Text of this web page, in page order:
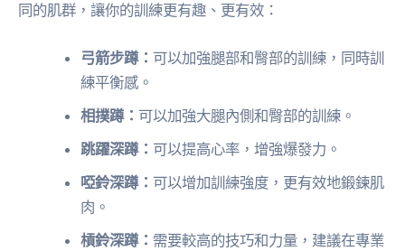
同的肌群，讓你的訓練更有趣、更有效：
弓箭步蹲： 可以加強腿部和臀部的訓練，同時訓
練平衡感。
相撲蹲： 可以加強大腿內側和臀部的訓練。
跳躍深蹲： 可以提高心率，增強爆發力。
啞鈴深蹲： 可以增加訓練強度，更有效地鍛鍊肌
肉。
槓鈴深蹲： 需要較高的技巧和力量，建議在專業